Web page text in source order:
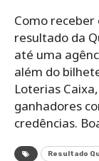
Como
resultado da
até uma
além do
Loterias
ganhadores
credências.
Resultado